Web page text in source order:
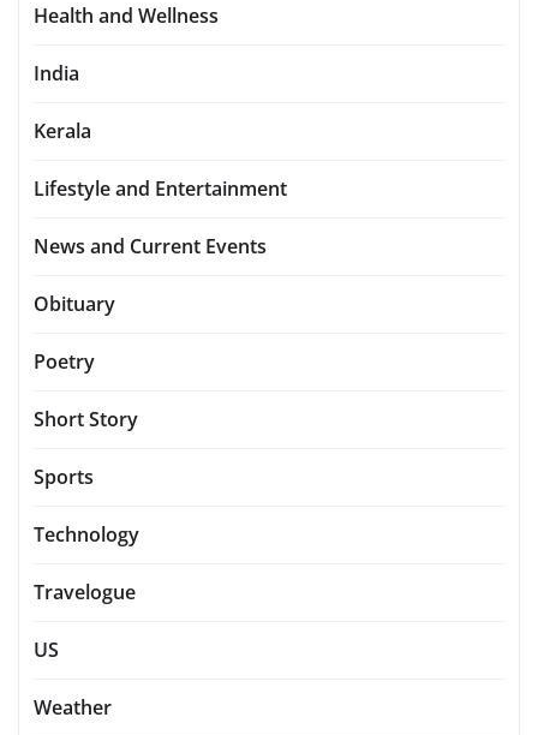
Health and Wellness
India
Kerala
Lifestyle and Entertainment
News and Current Events
Obituary
Poetry
Short Story
Sports
Technology
Travelogue
US
Weather